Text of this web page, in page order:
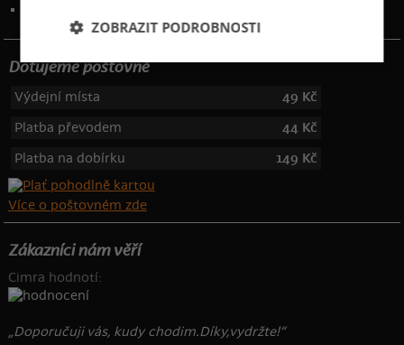
Dotujeme poštovné
Výdejní místa
49 Kč
Platba převodem
44 Kč
Platba na dobírku
149 Kč
Více o poštovném zde
Zákazníci nám věří
Cimra hodnotí:
„Doporučuji vás, kudy chodim.Díky,vydržte!“
ZOBRAZIT PODROBNOSTI